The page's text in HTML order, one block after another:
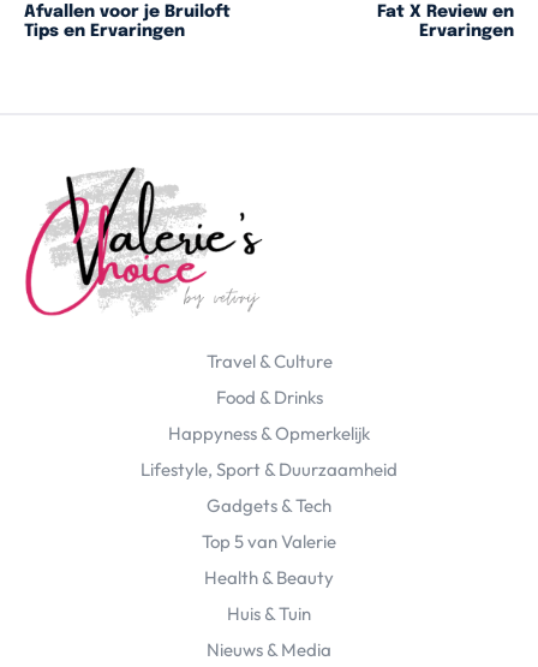
Afvallen voor je Bruiloft
Tips en Ervaringen
Fat X Review en
Ervaringen
Travel & Culture
Food & Drinks
Happyness & Opmerkelijk
Lifestyle, Sport & Duurzaamheid
Gadgets & Tech
Top 5 van Valerie
Health & Beauty
Huis & Tuin
Nieuws & Media